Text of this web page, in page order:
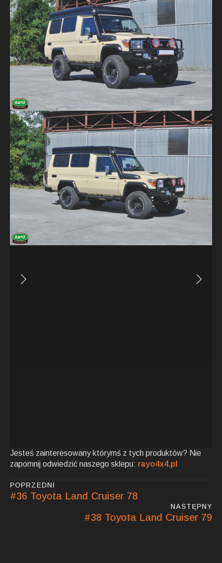
Jesteś zainteresowany którymś z tych produktów? Nie
zapomnij odwiedzić naszego sklepu: rayo4x4.pl
POPRZEDNI
#36 Toyota Land Cruiser 78
NASTĘPNY
#38 Toyota Land Cruiser 79